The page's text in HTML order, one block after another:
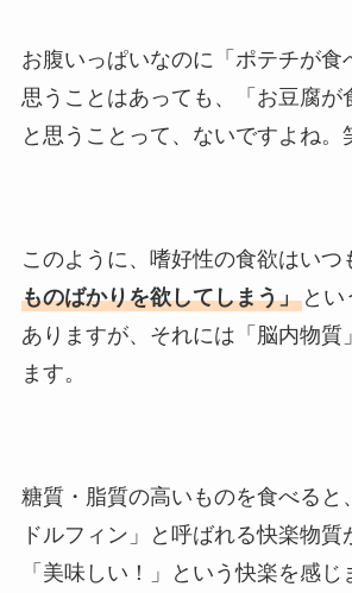
お腹いっぱいなのに「ポテチが食
思うことはあっても、「お豆腐が
と思うことって、ないですよね。
このように、嗜好性の食欲はいつ
ものばかりを欲してしまう」とい
ありますが、それには「脳内物質
ます。
糖質・脂質の高いものを食べると
ドルフィン」と呼ばれる快楽物質
「美味しい！」という快楽を感